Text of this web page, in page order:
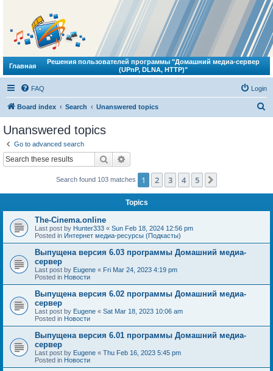
Главная
Решения пользователей программы "Домашний медиа-сервер
(UPnP, DLNA, HTTP)"
FAQ Login
Board index Search Unanswered topics
Unanswered topics
Go to advanced search
Search
Search found 103 matches 1 2 3 4 5
Topics
The-Cinema.online
Last post by Hunter333 « Sun Feb 18, 2024 12:56 pm
Posted in Интернет медиа-ресурсы (Подкасты)
Выпущена версия 6.03 программы Домашний медиа-
сервер
Last post by Eugene « Fri Mar 24, 2023 4:19 pm
Posted in Новости
Выпущена версия 6.02 программы Домашний медиа-
сервер
Last post by Eugene « Sat Mar 18, 2023 10:06 am
Posted in Новости
Выпущена версия 6.01 программы Домашний медиа-
сервер
Last post by Eugene « Thu Feb 16, 2023 5:45 pm
Posted in Новости